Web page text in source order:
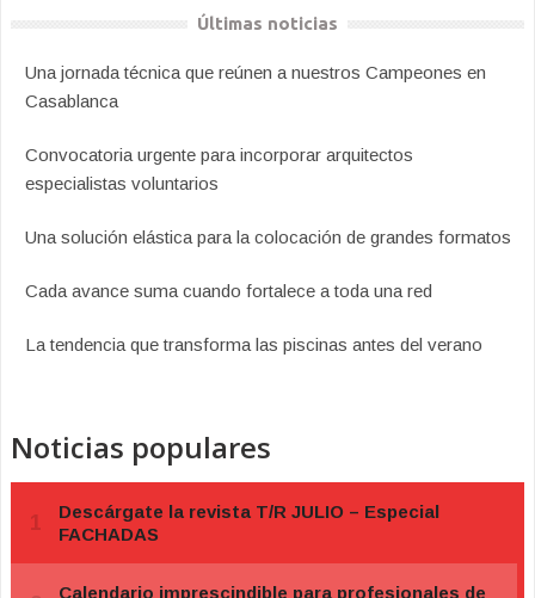
Últimas noticias
Una jornada técnica que reúnen a nuestros Campeones en
Casablanca
Convocatoria urgente para incorporar arquitectos
especialistas voluntarios
Una solución elástica para la colocación de grandes formatos
Cada avance suma cuando fortalece a toda una red
La tendencia que transforma las piscinas antes del verano
Noticias populares